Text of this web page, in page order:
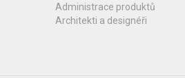
Administrace produktů
Architekti a designéři